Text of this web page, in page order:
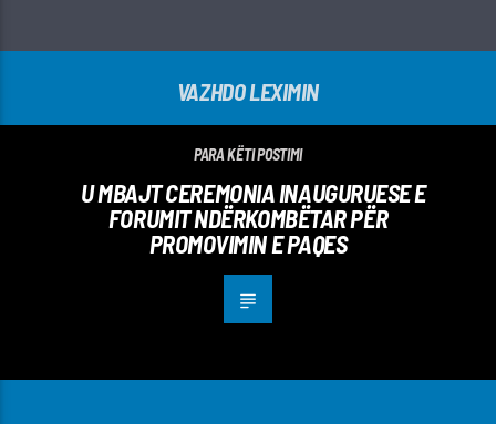
VAZHDO LEXIMIN
PARA KËTI POSTIMI
U MBAJT CEREMONIA INAUGURUESE E
FORUMIT NDËRKOMBËTAR PËR
PROMOVIMIN E PAQES